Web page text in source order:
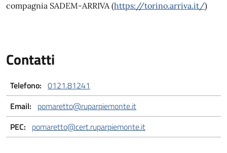
compagnia SADEM-ARRIVA (https://torino.arriva.it/)
Contatti
Telefono: 0121.81241
Email: pomaretto@ruparpiemonte.it
PEC: pomaretto@cert.ruparpiemonte.it